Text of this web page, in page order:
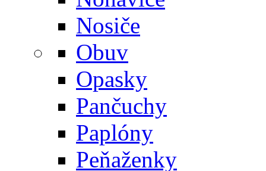
Nosiče
Obuv
Opasky
Pančuchy
Paplóny
Peňaženky